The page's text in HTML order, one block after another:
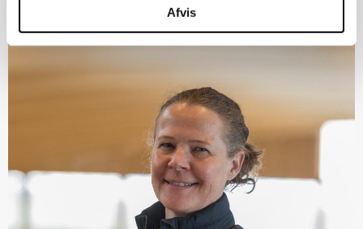
Afvis
betina.rosenlund@stutteriask.dk